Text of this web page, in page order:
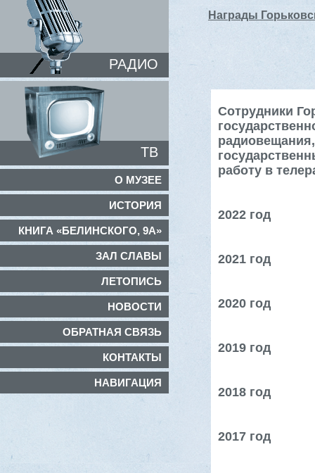
РАДИО
ТВ
О МУЗЕЕ
ИСТОРИЯ
КНИГА «БЕЛИНСКОГО, 9А»
ЗАЛ СЛАВЫ
ЛЕТОПИСЬ
НОВОСТИ
ОБРАТНАЯ СВЯЗЬ
КОНТАКТЫ
НАВИГАЦИЯ
Награды
Сотрудники
работу в
2022 год
2021 год
2020 год
2019 год
2018 год
2017 год